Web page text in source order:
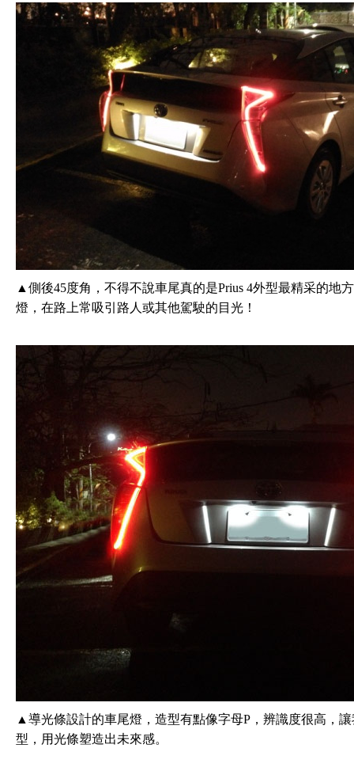
▲側後45度角，不得不說車尾真的是Prius 4外型最精采的地
燈，在路上常吸引路人或其他駕駛的目光！
▲導光條設計的車尾燈，造型有點像字母P，辨識度很高，
型，用光條塑造出未來感。